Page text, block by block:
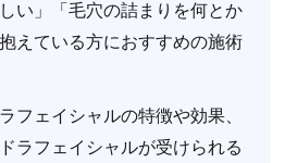
い」「毛穴の詰まりを何とか
えている方におすすめの施術
フェイシャルの特徴や効果、
ラフェイシャルが受けられる